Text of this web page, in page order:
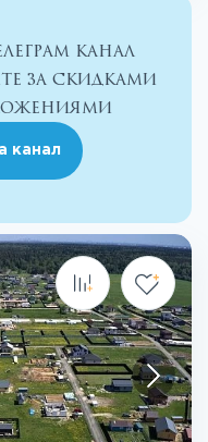
канал
за скидками
канал